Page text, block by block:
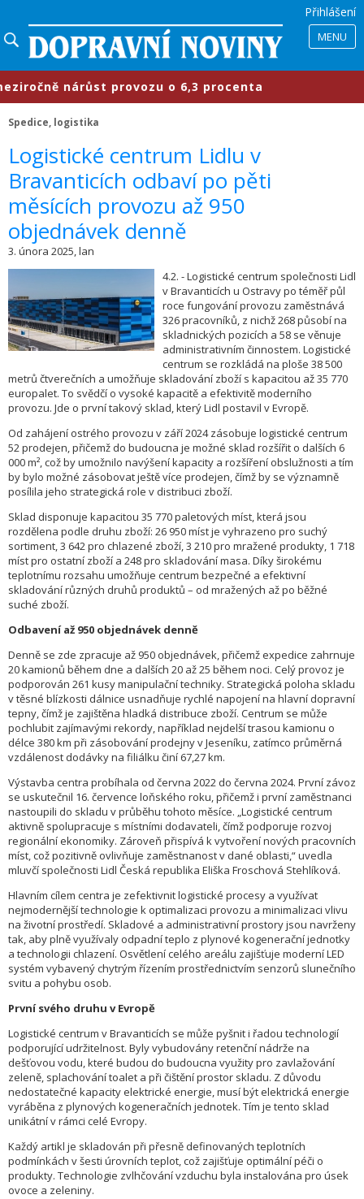
Přihlášení
MENU
nárůst provozu o 6,3 procenta
Spedice, logistika
​Logistické centrum Lidlu v
Bravanticích odbaví po pěti
měsících provozu až 950
objednávek denně
3. února 2025, lan
4.2. - Logistické centrum společnosti Lidl
v Bravanticích u Ostravy po téměř půl
roce fungování provozu zaměstnává
326 pracovníků, z nichž 268 působí na
skladnických pozicích a 58 se věnuje
administrativním činnostem. Logistické
centrum se rozkládá na ploše 38 500
metrů čtverečních a umožňuje skladování zboží s kapacitou až 35 770
europalet. To svědčí o vysoké kapacitě a efektivitě moderního
provozu. Jde o první takový sklad, který Lidl postavil v Evropě.
Od zahájení ostrého provozu v září 2024 zásobuje logistické centrum
52 prodejen, přičemž do budoucna je možné sklad rozšířit o dalších 6
000 m², což by umožnilo navýšení kapacity a rozšíření obslužnosti a tím
by bylo možné zásobovat ještě více prodejen, čímž by se významně
posílila jeho strategická role v distribuci zboží.
Sklad disponuje kapacitou 35 770 paletových míst, která jsou
rozdělena podle druhu zboží: 26 950 míst je vyhrazeno pro suchý
sortiment, 3 642 pro chlazené zboží, 3 210 pro mražené produkty, 1 718
míst pro ostatní zboží a 248 pro skladování masa. Díky širokému
teplotnímu rozsahu umožňuje centrum bezpečné a efektivní
skladování různých druhů produktů – od mražených až po běžné
suché zboží.
Odbavení až 950 objednávek denně
Denně se zde zpracuje až 950 objednávek, přičemž expedice zahrnuje
20 kamionů během dne a dalších 20 až 25 během noci. Celý provoz je
podporován 261 kusy manipulační techniky. Strategická poloha skladu
v těsné blízkosti dálnice usnadňuje rychlé napojení na hlavní dopravní
tepny, čímž je zajištěna hladká distribuce zboží. Centrum se může
pochlubit zajímavými rekordy, například nejdelší trasou kamionu o
délce 380 km při zásobování prodejny v Jeseníku, zatímco průměrná
vzdálenost dodávky na filiálku činí 67,27 km.
Výstavba centra probíhala od června 2022 do června 2024. První závoz
se uskutečnil 16. července loňského roku, přičemž i první zaměstnanci
nastoupili do skladu v průběhu tohoto měsíce. „Logistické centrum
aktivně spolupracuje s místními dodavateli, čímž podporuje rozvoj
regionální ekonomiky. Zároveň přispívá k vytvoření nových pracovních
míst, což pozitivně ovlivňuje zaměstnanost v dané oblasti,“ uvedla
mluvčí společnosti Lidl Česká republika Eliška Froschová Stehlíková.
Hlavním cílem centra je zefektivnit logistické procesy a využívat
nejmodernější technologie k optimalizaci provozu a minimalizaci vlivu
na životní prostředí. Skladové a administrativní prostory jsou navrženy
tak, aby plně využívaly odpadní teplo z plynové kogenerační jednotky
a technologii chlazení. Osvětlení celého areálu zajišťuje moderní LED
systém vybavený chytrým řízením prostřednictvím senzorů slunečního
svitu a pohybu osob.
První svého druhu v Evropě
Logistické centrum v Bravanticích se může pyšnit i řadou technologií
podporující udržitelnost. Byly vybudovány retenční nádrže na
dešťovou vodu, které budou do budoucna využity pro zavlažování
zeleně, splachování toalet a při čištění prostor skladu. Z důvodu
nedostatečné kapacity elektrické energie, musí být elektrická energie
vyráběna z plynových kogeneračních jednotek. Tím je tento sklad
unikátní v rámci celé Evropy.
Každý artikl je skladován při přesně definovaných teplotních
podmínkách v šesti úrovních teplot, což zajišťuje optimální péči o
produkty. Technologie zvlhčování vzduchu byla instalována pro úsek
ovoce a zeleniny.